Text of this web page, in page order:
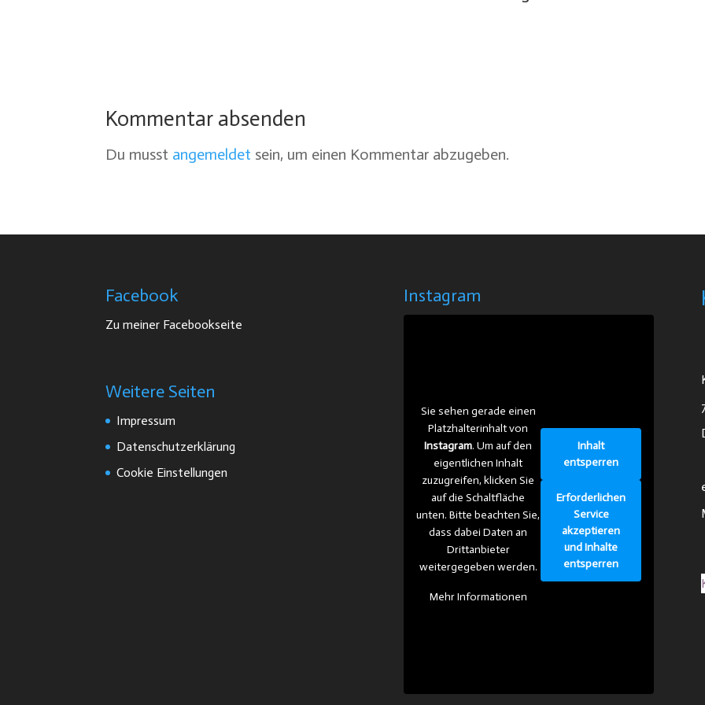
Kommentar absenden
Du musst angemeldet sein, um einen Kommentar abzugeben.
Facebook
Zu meiner Facebookseite
Weitere Seiten
Impressum
Datenschutzerklärung
Cookie Einstellungen
Instagram
Sie sehen gerade einen
Platzhalterinhalt von
Instagram. Um auf den
eigentlichen Inhalt
zuzugreifen, klicken Sie
auf die Schaltfläche
unten. Bitte beachten Sie,
dass dabei Daten an
Drittanbieter
weitergegeben werden.
Mehr Informationen
Inhalt
entsperren
Erforderlichen
Service
akzeptieren
und Inhalte
entsperren